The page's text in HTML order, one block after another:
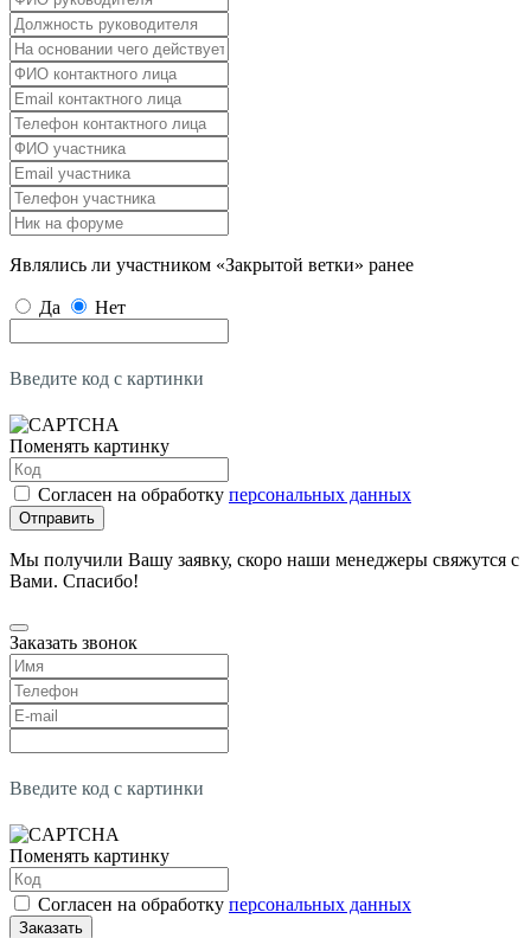
Являлись ли участником «Закрытой ветки» ранее
Да Нет
Введите код с картинки
Поменять картинку
Согласен на обработку персональных данных
Отправить
Мы получили Вашу заявку, скоро наши менеджеры свяжутся с
Вами. Спасибо!
Заказать звонок
Введите код с картинки
Поменять картинку
Согласен на обработку персональных данных
Заказать